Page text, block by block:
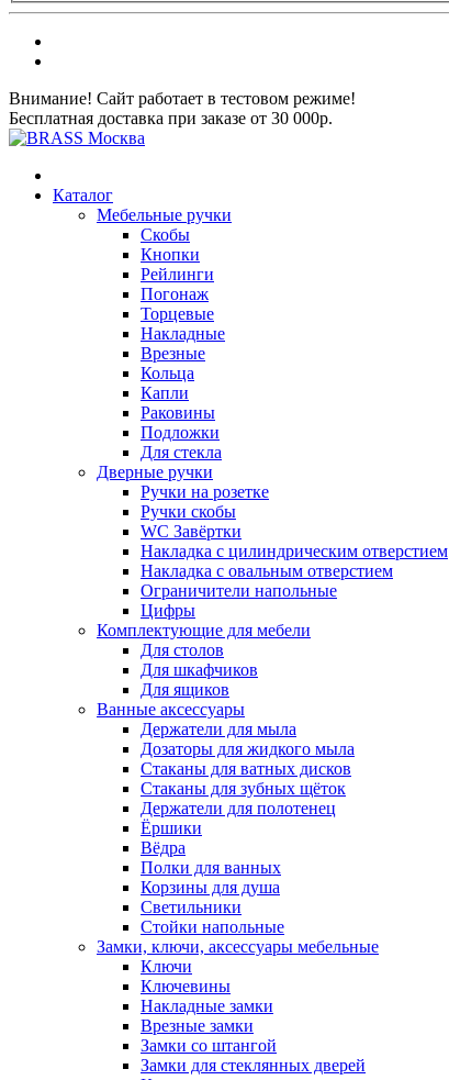
Внимание! Сайт работает в тестовом режиме!
Бесплатная доставка при заказе от 30 000р.
Каталог
Мебельные ручки
Скобы
Кнопки
Рейлинги
Погонаж
Торцевые
Накладные
Врезные
Кольца
Капли
Раковины
Подложки
Для стекла
Дверные ручки
Ручки на розетке
Ручки скобы
WC Завёртки
Накладка с цилиндрическим отверстием
Накладка с овальным отверстием
Ограничители напольные
Цифры
Комплектующие для мебели
Для столов
Для шкафчиков
Для ящиков
Ванные аксессуары
Держатели для мыла
Дозаторы для жидкого мыла
Стаканы для ватных дисков
Стаканы для зубных щёток
Держатели для полотенец
Ёршики
Вёдра
Полки для ванных
Корзины для душа
Светильники
Стойки напольные
Замки, ключи, аксессуары мебельные
Ключи
Ключевины
Накладные замки
Врезные замки
Замки со штангой
Замки для стеклянных дверей